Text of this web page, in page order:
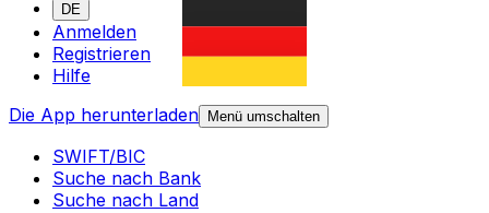
DE
Anmelden
Registrieren
Hilfe
Die App herunterladen
Menü umschalten
SWIFT/BIC
Suche nach Bank
Suche nach Land